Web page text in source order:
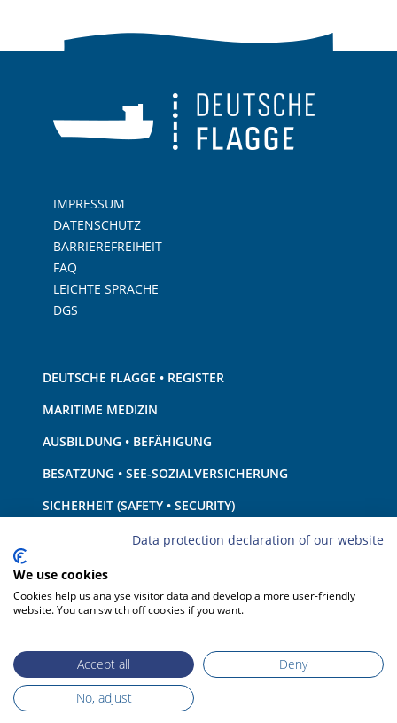
IMPRESSUM
DATENSCHUTZ
BARRIEREFREIHEIT
FAQ
LEICHTE SPRACHE
DGS
DEUTSCHE FLAGGE • REGISTER
MARITIME MEDIZIN
AUSBILDUNG • BEFÄHIGUNG
BESATZUNG • SEE-SOZIALVERSICHERUNG
SICHERHEIT (SAFETY • SECURITY)
SCHIFF • AUSRÜSTUNG
UMWELTSCHUTZ • KLIMA
HAFTUNG • FINANZEN
Data protection declaration of our website
We use cookies
Cookies help us analyse visitor data and develop a more user-friendly
website. You can switch off cookies if you want.
Accept all
Deny
No, adjust